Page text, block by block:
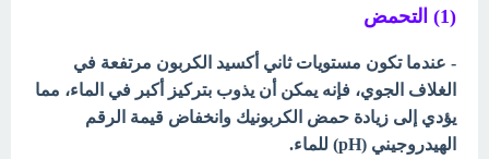
(1) التحمض
- عندما تكون مستويات ثاني أكسيد الكربون مرتفعة في
الغلاف الجوي، فإنه يمكن أن يذوب بتركيز أكبر في الماء، مما
يؤدي إلى زيادة حمض الكربونيك وانخفاض قيمة الرقم
الهيدروجيني (pH) للماء.